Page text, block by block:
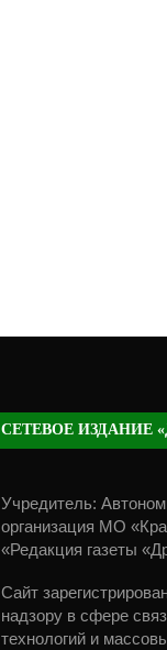
СЕТЕВОЕ ИЗДАНИЕ
Учредитель:
организация МО
«Редакция газеты
Сайт
надзору в сфере
технологий и